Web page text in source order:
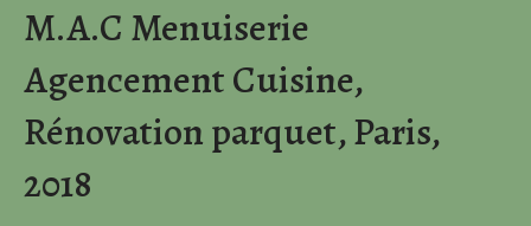
M.A.C Menuiserie
Agencement Cuisine,
Rénovation parquet, Paris,
2018